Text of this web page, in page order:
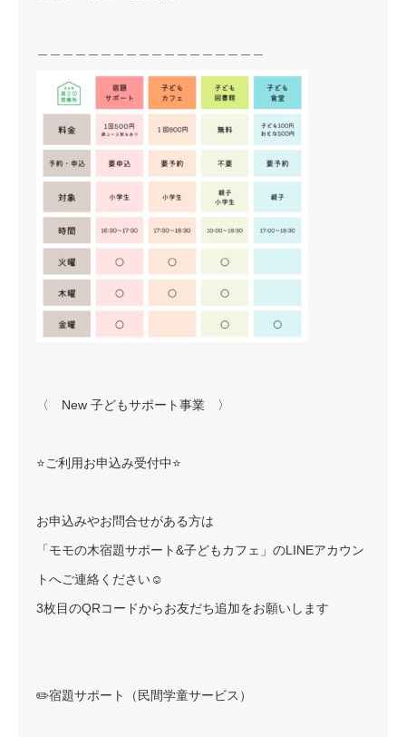
〈 New 子どもサポート事業 〉
⭐️ご利用お申込み受付中⭐️
お申込みやお問合せがある方は
「モモの木宿題サポート&子どもカフェ」のLINEアカウン
トへご連絡ください☺️
3枚目のQRコードからお友だち追加をお願いします
✏️宿題サポート（民間学童サービス）